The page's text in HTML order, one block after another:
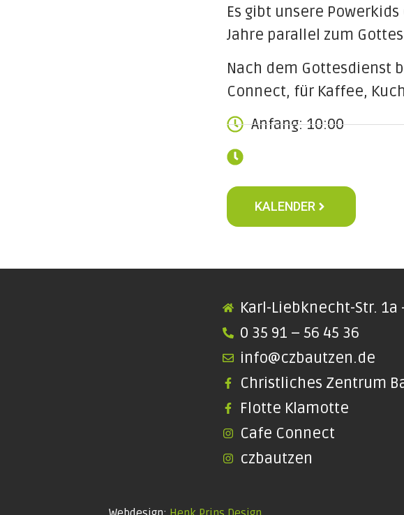
Es gibt unsere
Jahre parallel zum
Nach dem Gottesdienst
Connect, für Kaffee,
Anfang: 10:00
KALENDER
Karl-Liebknecht-Str. 1a
0 35 91 – 56 45 36
info@czbautzen.de
Christliches Zentrum
Flotte Klamotte
Cafe Connect
czbautzen